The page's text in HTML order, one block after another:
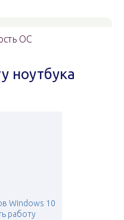
ОС
ноутбука
Windows 10
работу